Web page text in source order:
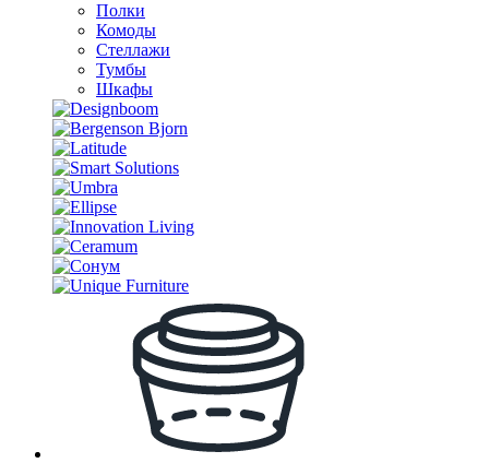
Полки
Комоды
Стеллажи
Тумбы
Шкафы